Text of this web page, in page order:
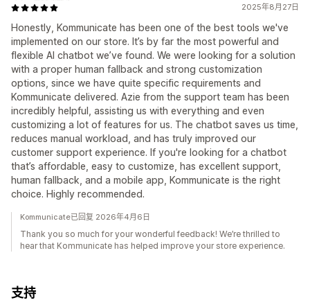
2025年8月27日
Honestly, Kommunicate has been one of the best tools we've
implemented on our store. It’s by far the most powerful and
flexible AI chatbot we’ve found. We were looking for a solution
with a proper human fallback and strong customization
options, since we have quite specific requirements and
Kommunicate delivered. Azie from the support team has been
incredibly helpful, assisting us with everything and even
customizing a lot of features for us. The chatbot saves us time,
reduces manual workload, and has truly improved our
customer support experience. If you're looking for a chatbot
that’s affordable, easy to customize, has excellent support,
human fallback, and a mobile app, Kommunicate is the right
choice. Highly recommended.
Kommunicate已回复 2026年4月6日
Thank you so much for your wonderful feedback! We’re thrilled to
hear that Kommunicate has helped improve your store experience.
支持